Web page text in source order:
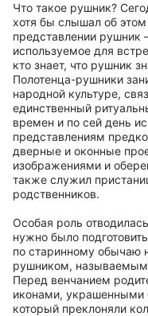
Что такое рушник?
хотя бы слышал об
представлении рушник
используемое для
кто знает, что рушник
Полотенца-рушники
народной культуре,
единственный
времен и по сей день
представлениям
дверные и оконные
изображениями и
также служил
родственников.
Особая роль
нужно было
по старинному обычаю
рушником, называемым
Перед венчанием
иконами, украшенными
который преклоняли